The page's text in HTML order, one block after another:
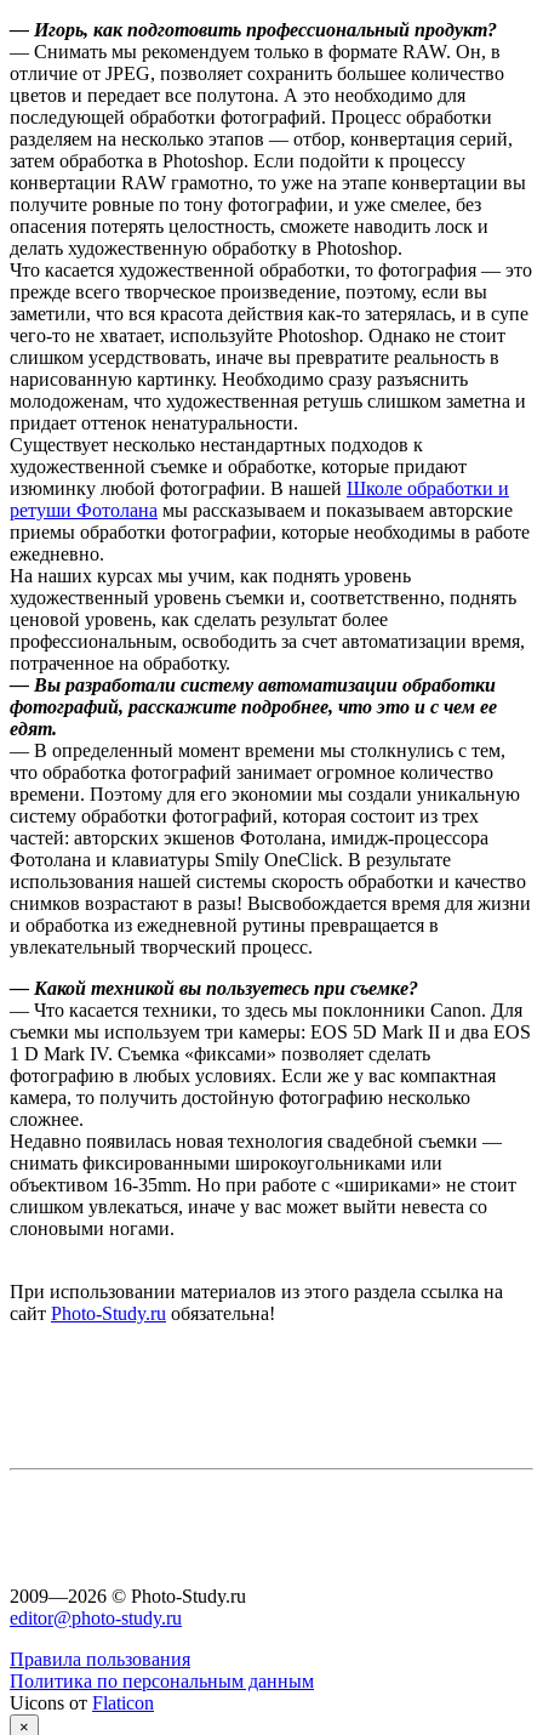
— Игорь, как подготовить профессиональный продукт?
— Снимать мы рекомендуем только в формате RAW. Он, в
отличие от JPEG, позволяет сохранить большее количество
цветов и передает все полутона. А это необходимо для
последующей обработки фотографий. Процесс обработки
разделяем на несколько этапов — отбор, конвертация серий,
затем обработка в Photoshop. Если подойти к процессу
конвертации RAW грамотно, то уже на этапе конвертации вы
получите ровные по тону фотографии, и уже смелее, без
опасения потерять целостность, сможете наводить лоск и
делать художественную обработку в Photoshop.
Что касается художественной обработки, то фотография — это
прежде всего творческое произведение, поэтому, если вы
заметили, что вся красота действия как-то затерялась, и в супе
чего-то не хватает, используйте Photoshop. Однако не стоит
слишком усердствовать, иначе вы превратите реальность в
нарисованную картинку. Необходимо сразу разъяснить
молодоженам, что художественная ретушь слишком заметна и
придает оттенок ненатуральности.
Существует несколько нестандартных подходов к
художественной съемке и обработке, которые придают
изюминку любой фотографии. В нашей Школе обработки и
ретуши Фотолана мы рассказываем и показываем авторские
приемы обработки фотографии, которые необходимы в работе
ежедневно.
На наших курсах мы учим, как поднять уровень
художественный уровень съемки и, соответственно, поднять
ценовой уровень, как сделать результат более
профессиональным, освободить за счет автоматизации время,
потраченное на обработку.
— Вы разработали систему автоматизации обработки
фотографий, расскажите подробнее, что это и с чем ее
едят.
— В определенный момент времени мы столкнулись с тем,
что обработка фотографий занимает огромное количество
времени. Поэтому для его экономии мы создали уникальную
систему обработки фотографий, которая состоит из трех
частей: авторских экшенов Фотолана, имидж-процессора
Фотолана и клавиатуры Smily OneClick. В результате
использования нашей системы скорость обработки и качество
снимков возрастают в разы! Высвобождается время для жизни
и обработка из ежедневной рутины превращается в
увлекательный творческий процесс.
— Какой техникой вы пользуетесь при съемке?
— Что касается техники, то здесь мы поклонники Canon. Для
съемки мы используем три камеры: EOS 5D Mark II и два EOS
1 D Mark IV. Съемка «фиксами» позволяет сделать
фотографию в любых условиях. Если же у вас компактная
камера, то получить достойную фотографию несколько
сложнее.
Недавно появилась новая технология свадебной съемки —
снимать фиксированными широкоугольниками или
объективом 16-35mm. Но при работе с «шириками» не стоит
слишком увлекаться, иначе у вас может выйти невеста со
слоновыми ногами.
При использовании материалов из этого раздела ссылка на
сайт Photo-Study.ru обязательна!
2009—2026 © Photo-Study.ru
editor@photo-study.ru
Правила пользования
Политика по персональным данным
Uicons от Flaticon
×